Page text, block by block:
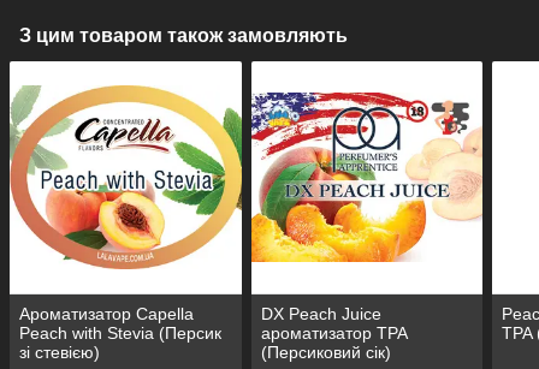
З цим товаром також замовляють
Ароматизатор Capella
Peach with Stevia (Персик
зі стевією)
DX Peach Juice
ароматизатор TPA
(Персиковий сік)
TPA